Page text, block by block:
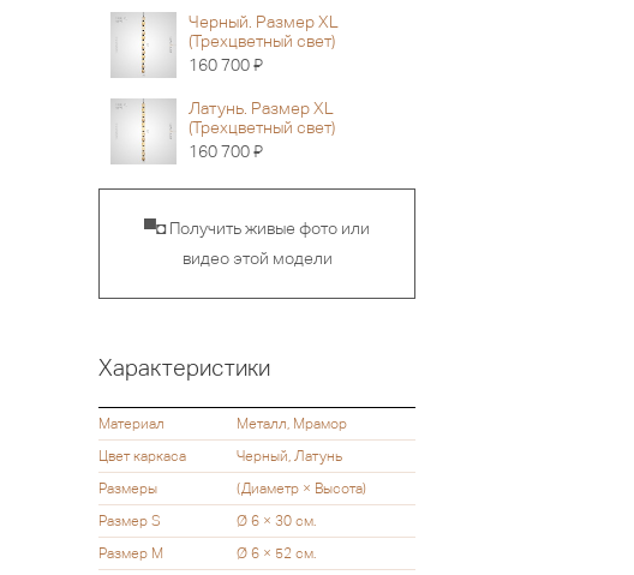
Черный. Размер XL
(Трехцветный свет)
160 700Я
Латунь. Размер XL
(Трехцветный свет)
160 700Я
▀◘ Получить живые фото или
видео этой модели
Характеристики
Материал
Металл, Мрамор
Цвет каркаса
Черный, Латунь
Размеры
(Диаметр × Высота)
Размер S
Ø 6 × 30 см.
Размер M
Ø 6 × 52 см.